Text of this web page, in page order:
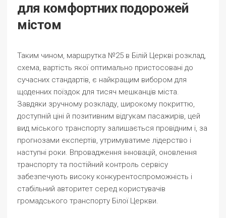
для комфортних подорожей
містом
Таким чином, маршрутка №25 в Білій Церкві розклад,
схема, вартість якої оптимально пристосовані до
сучасних стандартів, є найкращим вибором для
щоденних поїздок для тисяч мешканців міста.
Завдяки зручному розкладу, широкому покриттю,
доступній ціні й позитивним відгукам пасажирів, цей
вид міського транспорту залишається провідним і, за
прогнозами експертів, утримуватиме лідерство і
наступні роки. Впровадження інновацій, оновлення
транспорту та постійний контроль сервісу
забезпечують високу конкурентоспроможність і
стабільний авторитет серед користувачів
громадського транспорту Білої Церкви.